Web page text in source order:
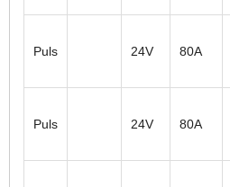
Puls 24V 80A
Puls 24V 80A